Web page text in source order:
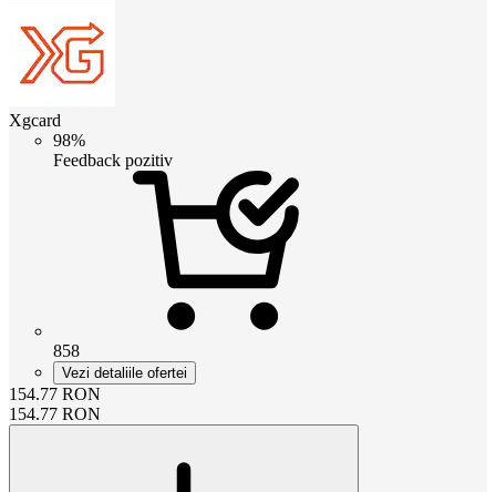
Xgcard
98%
Feedback pozitiv
858
Vezi detaliile ofertei
154.77 RON
154.77 RON